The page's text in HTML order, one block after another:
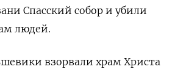
Спасский собор и убили
людей.
взорвали храм Христа